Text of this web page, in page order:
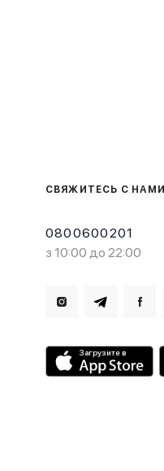
СВЯЖИТЕСЬ С НАМИ
0800600201
з 10:00 до 22:00
Загрузите в